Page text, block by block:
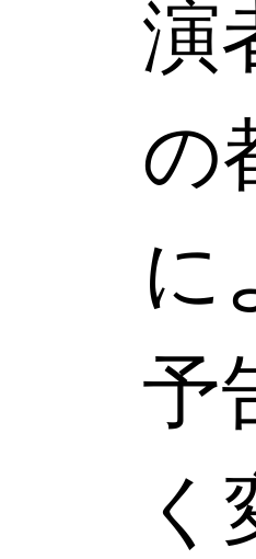
演
の
に
予